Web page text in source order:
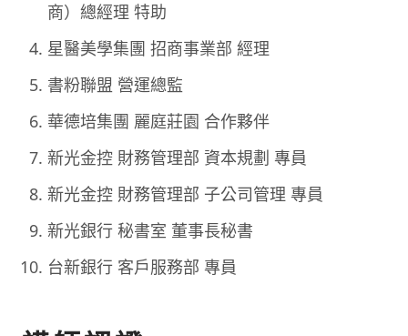
商）總經理 特助
星醫美學集團 招商事業部 經理
書粉聯盟 營運總監
華德培集團 麗庭莊園 合作夥伴
新光金控 財務管理部 資本規劃 專員
新光金控 財務管理部 子公司管理 專員
新光銀行 秘書室 董事長秘書
台新銀行 客戶服務部 專員